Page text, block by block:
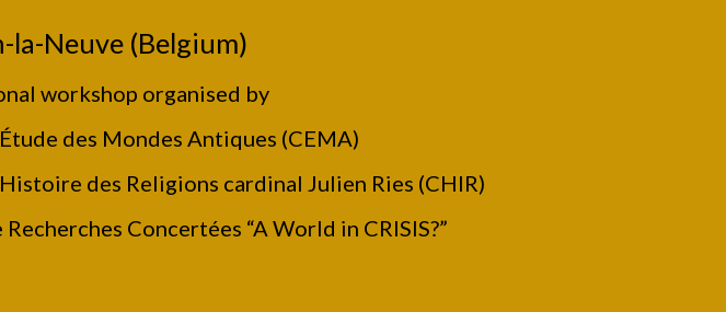
la-Neuve (Belgium)
workshop organised by
des Mondes Antiques (CEMA)
des Religions cardinal Julien Ries (CHIR)
Concertées “A World in CRISIS?”